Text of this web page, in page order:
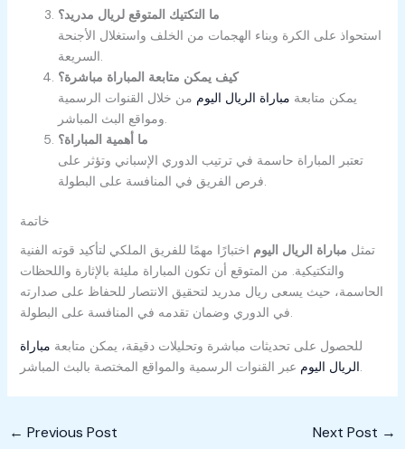
ما التكتيك المتوقع لريال مدريد؟
استحواذ على الكرة وبناء الهجمات من الخلف واستغلال الأجنحة
كيف يمكن متابعة المباراة مباشرة؟
يمكن متابعة مباراة الريال اليوم من خلال القنوات الرسمية
ما أهمية المباراة؟
تعتبر المباراة حاسمة في ترتيب الدوري الإسباني وتؤثر على
خاتمة
تمثل مباراة الريال اليوم اختبارًا مهمًا للفريق الملكي لتأكيد قوته الفنية
والتكتيكية. من المتوقع أن تكون المباراة مليئة بالإثارة واللحظات
الحاسمة، حيث يسعى ريال مدريد لتحقيق الانتصار للحفاظ على صدارته
في الدوري وضمان تقدمه في المنافسة على البطولة.
للحصول على تحديثات مباشرة وتحليلات دقيقة، يمكن متابعة مباراة
الريال اليومعبر القنوات الرسمية والمواقع المختصة بالبث المباشر.
← Previous Post Next Post →